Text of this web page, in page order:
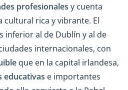
profesionales y cuenta
cultural rica y vibrante. El
inferior al de Dublín y al de
internacionales, con
que en la capital irlandesa,
educativas e importantes